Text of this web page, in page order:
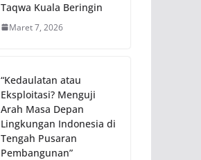
Taqwa Kuala Beringin
Maret 7, 2026
“Kedaulatan atau
Eksploitasi? Menguji
Arah Masa Depan
Lingkungan Indonesia di
Tengah Pusaran
Pembangunan”